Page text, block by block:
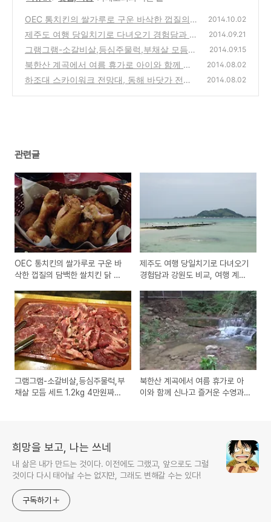
OEC 통치킨의 쌀가루로 구운 바삭한 껍질의
담백한 쌀치킨 닭 제품 시식기
(0)
2014.10.02
제주도 여행 당일치기로 다녀오기 경험담과 강
원도 비교, 여행 계획과 정보의 소중함
(0)
2014.09.21
그램그램-소갈비살,등심주물럭,부채살 모듬
세트 1.2kg 4만원짜리 소고기
(0)
2014.09.15
북한산 계곡에서 여름 휴가로 아이와 함께 신
나고 즐거운 수영과 물놀이 하기
(0)
2014.08.02
하조대 스카이워크 전망대, 동해 바닷가 전경
2014.08.02
관련글
OEC 통치킨의 쌀가루로 구운 바
삭한 껍질의 담백한 쌀치킨 닭 제
제주도 여행 당일치기로 다녀오기
경험담과 강원도 비교, 여행 계획
그램그램-소갈비살,등심주물럭,부
채살 모듬 세트 1.2kg 4만원짜리
북한산 계곡에서 여름 휴가로 아
이와 함께 신나고 즐거운 수영과
희망을 보고, 나는 쓰네
내 삶은 내가 만드는 것이다. 이전에도 그랬고, 앞으로도 그럴
것이다 다시 태어날 수는 없지만, 그래도 변해갈 수는 있다!
구독하기